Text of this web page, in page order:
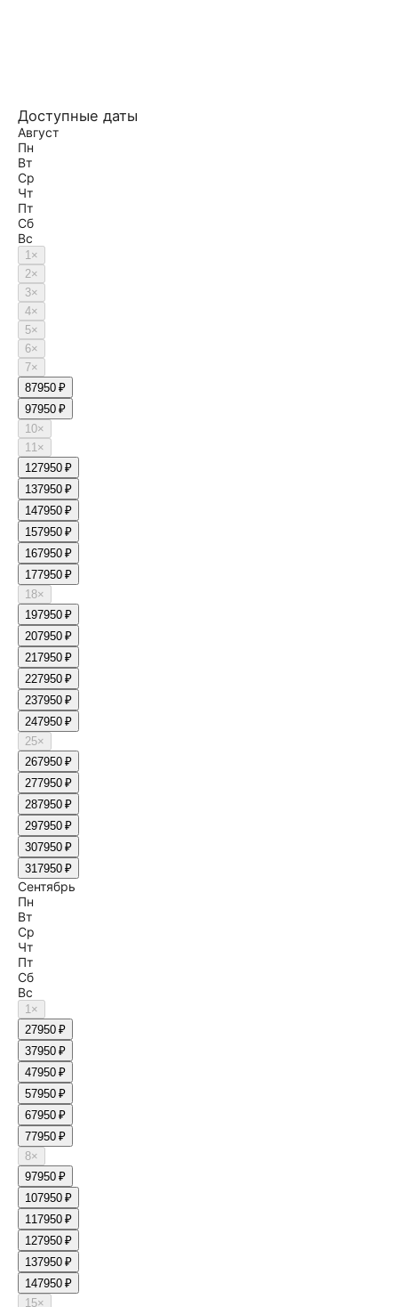
Доступные даты
Август
Пн
Вт
Ср
Чт
Пт
Сб
Вс
1×
2×
3×
4×
5×
6×
7×
87950 ₽
97950 ₽
10×
11×
127950 ₽
137950 ₽
147950 ₽
157950 ₽
167950 ₽
177950 ₽
18×
197950 ₽
207950 ₽
217950 ₽
227950 ₽
237950 ₽
247950 ₽
25×
267950 ₽
277950 ₽
287950 ₽
297950 ₽
307950 ₽
317950 ₽
Сентябрь
Пн
Вт
Ср
Чт
Пт
Сб
Вс
1×
27950 ₽
37950 ₽
47950 ₽
57950 ₽
67950 ₽
77950 ₽
8×
97950 ₽
107950 ₽
117950 ₽
127950 ₽
137950 ₽
147950 ₽
15×